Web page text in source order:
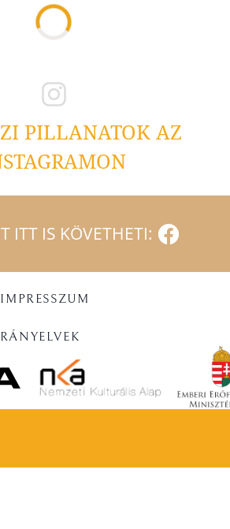
PILLANATOK AZ
ITT IS KÖVETHETI:
IMPRESSZUM